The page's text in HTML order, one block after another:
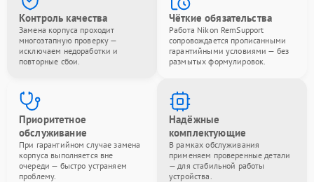
Контроль качества
Замена корпуса проходит
многоэтапную проверку —
исключаем недоработки и
повторные сбои.
Чёткие обязательства
Работа Nikon RemSupport
сопровождается прописанными
гарантийными условиями — без
размытых формулировок.
Приоритетное
обслуживание
При гарантийном случае замена
корпуса выполняется вне
очереди — быстро устраняем
проблему.
Надёжные
комплектующие
В рамках обслуживания
применяем проверенные детали
— для стабильной работы
устройства.